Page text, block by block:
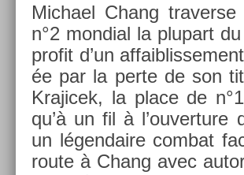
Mic­hael Chang
n°2 mon­di­al la plupart
pro­fit d’un
ée par la perte de son
Krajicek, la place de
qu’à un fil à l’ouver­ture
un légen­daire com­bat
route à Chang avec